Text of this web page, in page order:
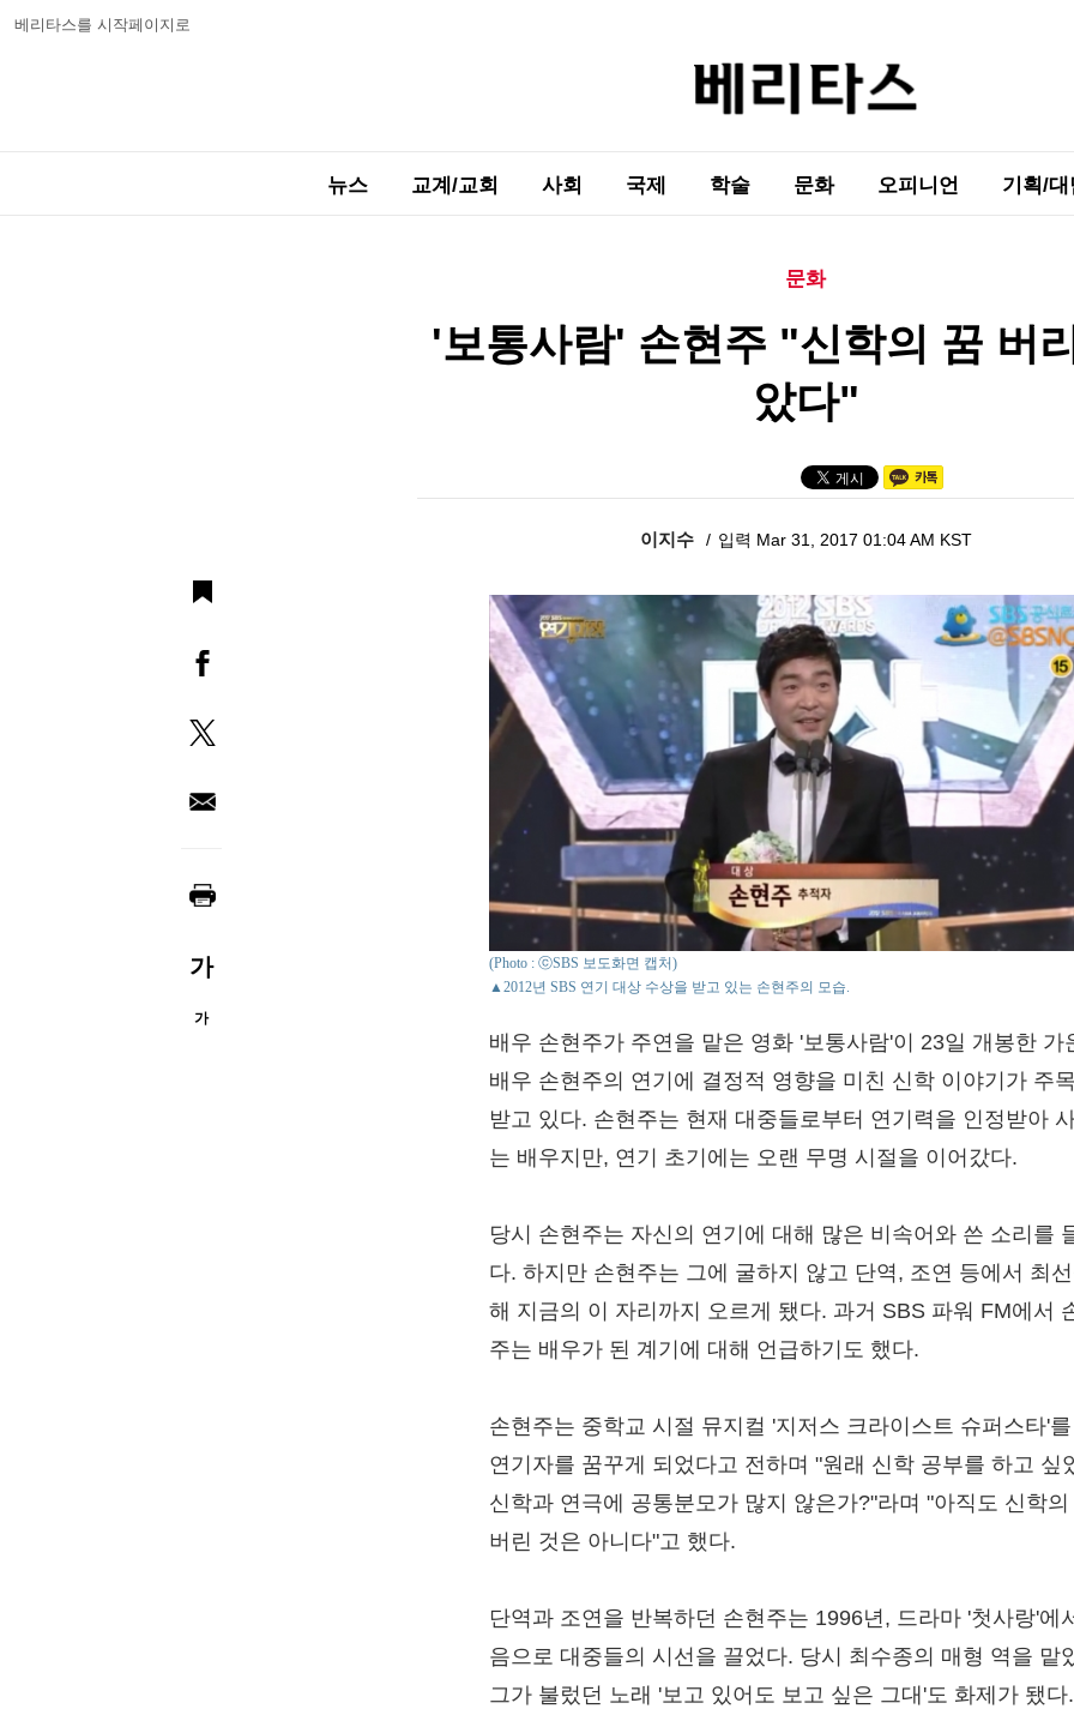
베리타스를 시작페이지로
뉴스 교계/교회 사회 국제 학술 문화 오피니언 기획/대
문화
'보통사람' 손현주 "신학의 꿈 버
았다"
이지수 입력 Mar 31, 2017 01:04 AM KST
가
가
(Photo : ⓒSBS 보도화면 캡처)
▲2012년 SBS 연기 대상 수상을 받고 있는 손현주의 모습.
배우 손현주가 주연을 맡은 영화 '보통사람'이 23일 개봉한 가
배우 손현주의 연기에 결정적 영향을 미친 신학 이야기가 주
받고 있다. 손현주는 현재 대중들로부터 연기력을 인정받아
는 배우지만, 연기 초기에는 오랜 무명 시절을 이어갔다.
당시 손현주는 자신의 연기에 대해 많은 비속어와 쓴 소리를
다. 하지만 손현주는 그에 굴하지 않고 단역, 조연 등에서 최
해 지금의 이 자리까지 오르게 됐다. 과거 SBS 파워 FM에서
주는 배우가 된 계기에 대해 언급하기도 했다.
손현주는 중학교 시절 뮤지컬 '지저스 크라이스트 슈퍼스타'를
연기자를 꿈꾸게 되었다고 전하며 "원래 신학 공부를 하고 싶
신학과 연극에 공통분모가 많지 않은가?"라며 "아직도 신학의
버린 것은 아니다"고 했다.
단역과 조연을 반복하던 손현주는 1996년, 드라마 '첫사랑'에
음으로 대중들의 시선을 끌었다. 당시 최수종의 매형 역을 맡
그가 불렀던 노래 '보고 있어도 보고 싶은 그대'도 화제가 됐다.